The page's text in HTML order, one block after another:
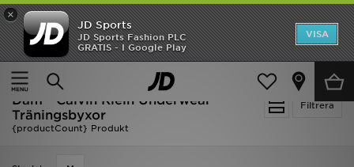
×
JD Sports
JD Sports Fashion PLC
GRATIS - I Google Play
VISA
Ny termin, ny stil Essentials för skolstarten
Hem
Dam Damkläder Träningsbyxor
Filtrera
Dam - Calvin Klein Underwear
Träningsbyxor
{productCount} Produkt
Hem
Rea
Nyheter
Herr